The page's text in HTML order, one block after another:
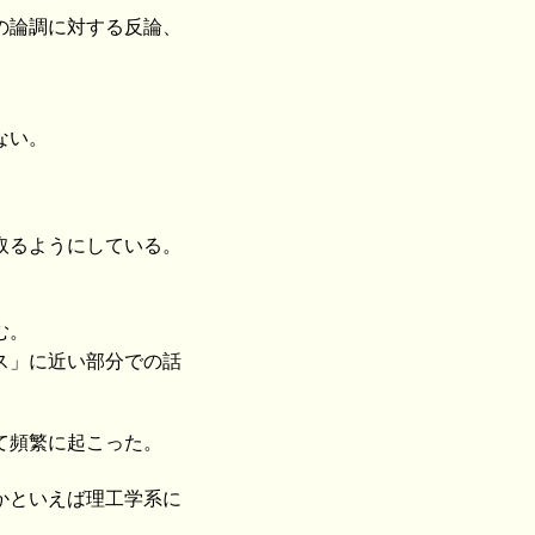
調に対する反論、
。
ようにしている。
」に近い部分での話
繁に起こった。
といえば理工学系に